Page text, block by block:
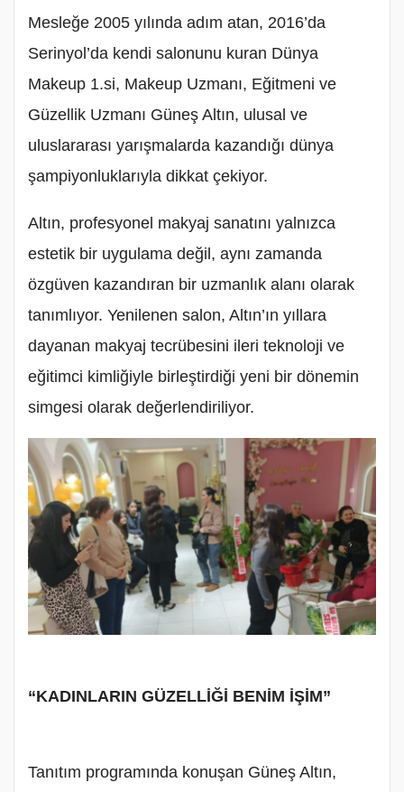
Mesleğe 2005 yılında adım atan, 2016’da
Serinyol’da kendi salonunu kuran Dünya
Makeup 1.si, Makeup Uzmanı, Eğitmeni ve
Güzellik Uzmanı Güneş Altın, ulusal ve
uluslararası yarışmalarda kazandığı dünya
şampiyonluklarıyla dikkat çekiyor.
Altın, profesyonel makyaj sanatını yalnızca
estetik bir uygulama değil, aynı zamanda
özgüven kazandıran bir uzmanlık alanı olarak
tanımlıyor. Yenilenen salon, Altın’ın yıllara
dayanan makyaj tecrübesini ileri teknoloji ve
eğitimci kimliğiyle birleştirdiği yeni bir dönemin
simgesi olarak değerlendiriliyor.
“KADINLARIN GÜZELLİĞİ BENİM İŞİM”
Tanıtım programında konuşan Güneş Altın,